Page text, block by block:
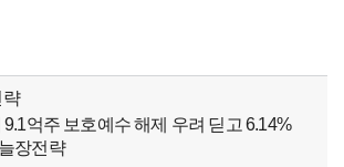
략
억주 보호예수 해제 우려 딛고 6.14%
장전략